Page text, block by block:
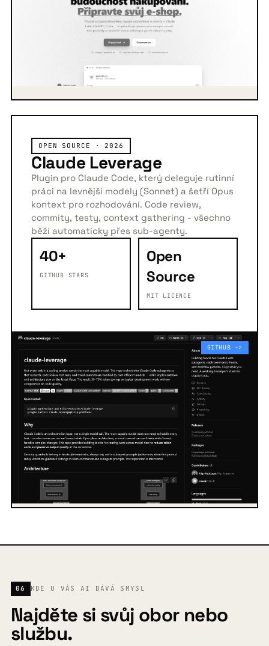
OPEN SOURCE · 2026
Claude Leverage
Plugin pro Claude Code, který deleguje rutinní
práci na levnější modely (Sonnet) a šetří Opus
kontext pro rozhodování. Code review,
commity, testy, context gathering - všechno
běží automaticky přes sub-agenty.
40+
GITHUB STARS
Open
Source
MIT LICENCE
GITHUB ->
06 KDE U VÁS AI DÁVÁ SMYSL
Najděte si svůj obor nebo
službu.